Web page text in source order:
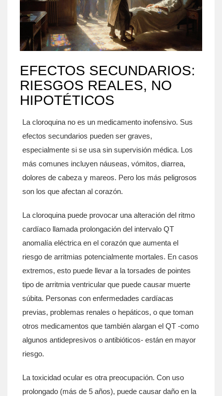
EFECTOS SECUNDARIOS:
RIESGOS REALES, NO
HIPOTÉTICOS
La cloroquina no es un medicamento inofensivo. Sus
efectos secundarios pueden ser graves,
especialmente si se usa sin supervisión médica. Los
más comunes incluyen náuseas, vómitos, diarrea,
dolores de cabeza y mareos. Pero los más peligrosos
son los que afectan al corazón.
La cloroquina puede provocar una alteración del ritmo
cardíaco llamada prolongación del intervalo QT
anomalía eléctrica en el corazón que aumenta el
riesgo de arritmias potencialmente mortales. En casos
extremos, esto puede llevar a la torsades de pointes
tipo de arritmia ventricular que puede causar muerte
súbita. Personas con enfermedades cardíacas
previas, problemas renales o hepáticos, o que toman
otros medicamentos que también alargan el QT -como
algunos antidepresivos o antibióticos- están en mayor
riesgo.
La toxicidad ocular es otra preocupación. Con uso
prolongado (más de 5 años), puede causar daño en la